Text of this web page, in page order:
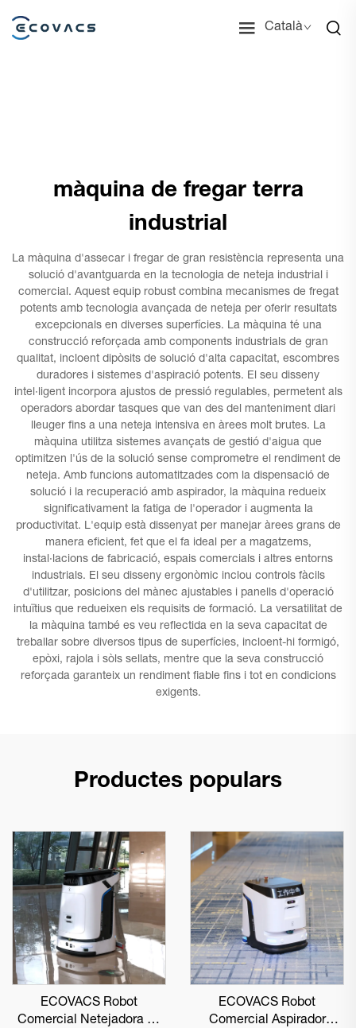
Català
màquina de fregar terra
industrial
La màquina d'assecar i fregar de gran resistència representa una
solució d'avantguarda en la tecnologia de neteja industrial i
comercial. Aquest equip robust combina mecanismes de fregat
potents amb tecnologia avançada de neteja per oferir resultats
excepcionals en diverses superfícies. La màquina té una
construcció reforçada amb components industrials de gran
qualitat, incloent dipòsits de solució d'alta capacitat, escombres
duradores i sistemes d'aspiració potents. El seu disseny
intel·ligent incorpora ajustos de pressió regulables, permetent als
operadors abordar tasques que van des del manteniment diari
lleuger fins a una neteja intensiva en àrees molt brutes. La
màquina utilitza sistemes avançats de gestió d'aigua que
optimitzen l'ús de la solució sense comprometre el rendiment de
neteja. Amb funcions automatitzades com la dispensació de
solució i la recuperació amb aspirador, la màquina redueix
significativament la fatiga de l'operador i augmenta la
productivitat. L'equip està dissenyat per manejar àrees grans de
manera eficient, fet que el fa ideal per a magatzems,
instal·lacions de fabricació, espais comercials i altres entorns
industrials. El seu disseny ergonòmic inclou controls fàcils
d'utilitzar, posicions del mànec ajustables i panells d'operació
intuïtius que redueixen els requisits de formació. La versatilitat de
la màquina també es veu reflectida en la seva capacitat de
treballar sobre diversos tipus de superfícies, incloent-hi formigó,
epòxi, rajola i sòls sellats, mentre que la seva construcció
reforçada garanteix un rendiment fiable fins i tot en condicions
exigents.
Productes populars
ECOVACS Robot
Comercial Netejadora de
ECOVACS Robot
Comercial Aspirador